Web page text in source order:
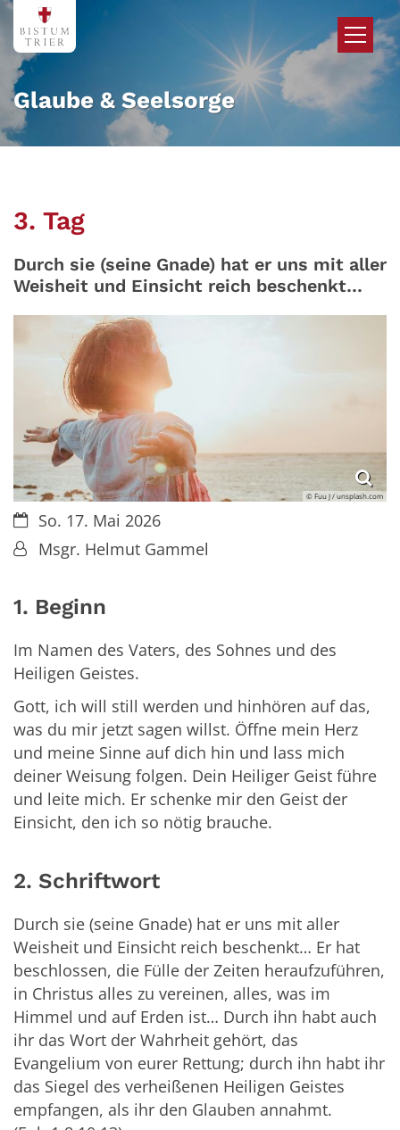
Zum Inhalt springen
Glaube & Seelsorge
3. Tag
Durch sie (seine Gnade) hat er uns mit aller
Weisheit und Einsicht reich beschenkt…
© Fuu J / unsplash.com
Datum:So. 17. Mai 2026
Von:Msgr. Helmut Gammel
1. Beginn
Im Namen des Vaters, des Sohnes und des
Heiligen Geistes.
Gott, ich will still werden und hinhören auf das,
was du mir jetzt sagen willst. Öffne mein Herz
und meine Sinne auf dich hin und lass mich
deiner Weisung folgen. Dein Heiliger Geist führe
und leite mich. Er schenke mir den Geist der
Einsicht, den ich so nötig brauche.
2. Schriftwort
Durch sie (seine Gnade) hat er uns mit aller
Weisheit und Einsicht reich beschenkt… Er hat
beschlossen, die Fülle der Zeiten heraufzuführen,
in Christus alles zu vereinen, alles, was im
Himmel und auf Erden ist… Durch ihn habt auch
ihr das Wort der Wahrheit gehört, das
Evangelium von eurer Rettung; durch ihn habt ihr
das Siegel des verheißenen Heiligen Geistes
empfangen, als ihr den Glauben annahmt.